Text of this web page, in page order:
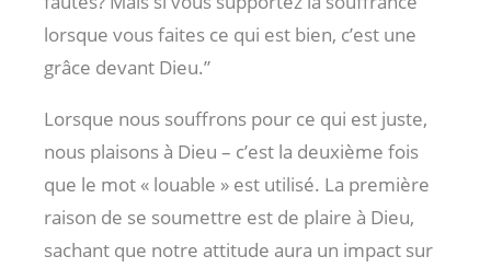
lorsque vous faites ce qui est bien, c’est une
grâce devant Dieu.”
Lorsque nous souffrons pour ce qui est juste,
nous plaisons à Dieu – c’est la deuxième fois
que le mot « louable » est utilisé. La première
raison de se soumettre est de plaire à Dieu,
sachant que notre attitude aura un impact sur